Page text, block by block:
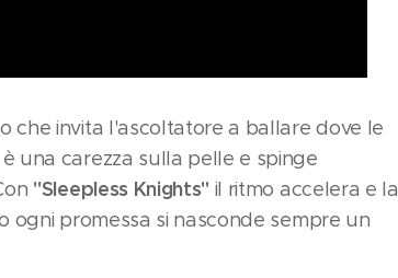
che invita l'ascoltatore a ballare dove le
una carezza sulla pelle e spinge
"Sleepless Knights" il ritmo accelera e la
ogni promessa si nasconde sempre un